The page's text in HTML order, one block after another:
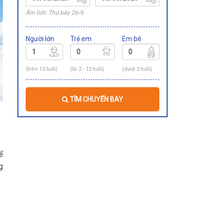
Âm lịch: Thứ bảy 26/6
Người lớn
(trên 12 tuổi)
Trẻ em
(từ 2 - 12 tuổi)
Em bé
(dưới 2 tuổi)
TÌM CHUYẾN BAY